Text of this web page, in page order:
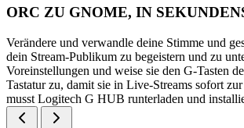
ORC ZU GNOME, IN
Verändere und verwandle deine Stimme und
dein Stream-Publikum zu begeistern und zu
Voreinstellungen und weise sie den G-Tasten
Tastatur zu, damit sie in Live-Streams sofort
musst Logitech G HUB runterladen und